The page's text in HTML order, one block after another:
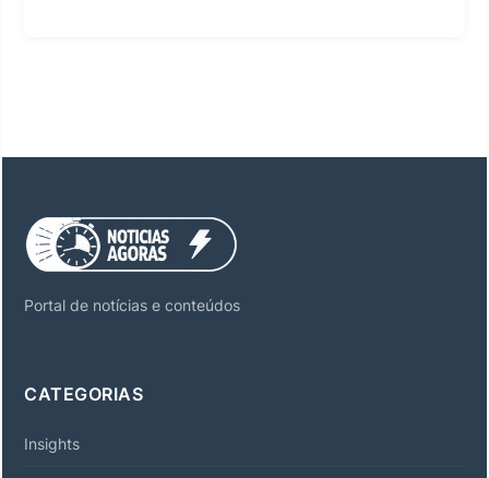
Portal de notícias e conteúdos
CATEGORIAS
Insights